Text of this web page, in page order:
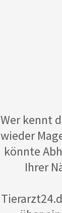
Wer kennt
wieder
könnte
Ihrer